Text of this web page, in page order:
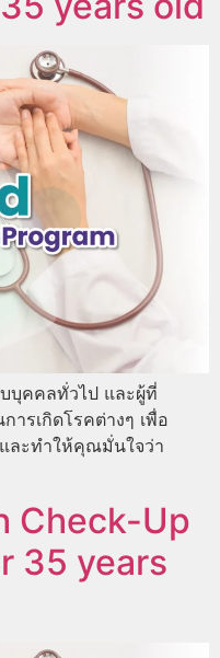
บุคคลทั่วไป และผู้ที่
ารเกิดโรคต่างๆ เพื่อ
ละทำให้คุณมั่นใจว่า
Check-Up
35 years